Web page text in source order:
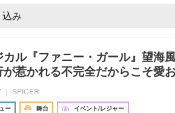
み
カル『ファニー・ガール』望海
が惹かれる不完全だからこそ愛
｜ SPICER
ー 舞台 イベント/レジャー